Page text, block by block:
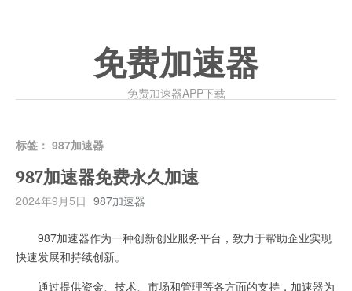
免费加速器
免费加速器APP下载
标签： 987加速器
987加速器免费永久加速
2024年9月5日 987加速器
987加速器作为一种创新创业服务平台，致力于帮助企业实现
快速发展和持续创新。
通过提供资金、技术、市场和管理等各方面的支持，加速器为